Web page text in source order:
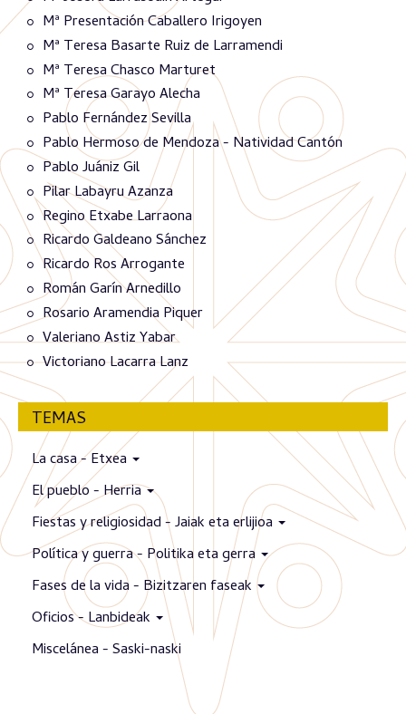
Mª Presentación Caballero Irigoyen
Mª Teresa Basarte Ruiz de Larramendi
Mª Teresa Chasco Marturet
Mª Teresa Garayo Alecha
Pablo Fernández Sevilla
Pablo Hermoso de Mendoza - Natividad Cantón
Pablo Juániz Gil
Pilar Labayru Azanza
Regino Etxabe Larraona
Ricardo Galdeano Sánchez
Ricardo Ros Arrogante
Román Garín Arnedillo
Rosario Aramendia Piquer
Valeriano Astiz Yabar
Victoriano Lacarra Lanz
TEMAS
La casa - Etxea
El pueblo - Herria
Fiestas y religiosidad - Jaiak eta erlijioa
Política y guerra - Politika eta gerra
Fases de la vida - Bizitzaren faseak
Oficios - Lanbideak
Miscelánea - Saski-naski